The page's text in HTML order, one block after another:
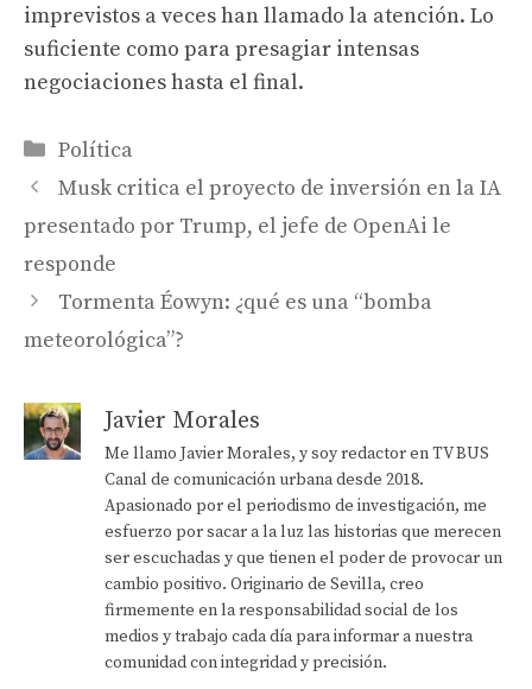
imprevistos a veces han llamado la atención. Lo
suficiente como para presagiar intensas
negociaciones hasta el final.
Categorías
Política
Musk critica el proyecto de inversión en la IA
presentado por Trump, el jefe de OpenAi le
responde
Tormenta Éowyn: ¿qué es una “bomba
meteorológica”?
Javier Morales
Me llamo Javier Morales, y soy redactor en TV BUS
Canal de comunicación urbana desde 2018.
Apasionado por el periodismo de investigación, me
esfuerzo por sacar a la luz las historias que merecen
ser escuchadas y que tienen el poder de provocar un
cambio positivo. Originario de Sevilla, creo
firmemente en la responsabilidad social de los
medios y trabajo cada día para informar a nuestra
comunidad con integridad y precisión.